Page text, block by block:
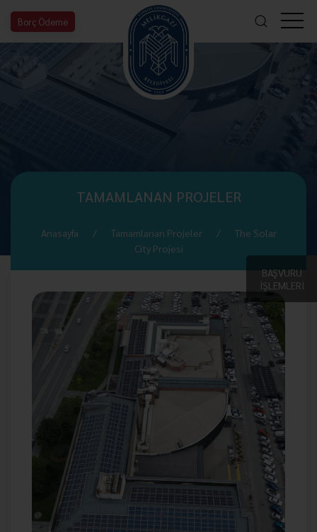
Borç Ödeme
BAŞVURU
İŞLEMLERİ
TAMAMLANAN PROJELER
Anasayfa Tamamlanan Projeler
The Solar
City Projesi